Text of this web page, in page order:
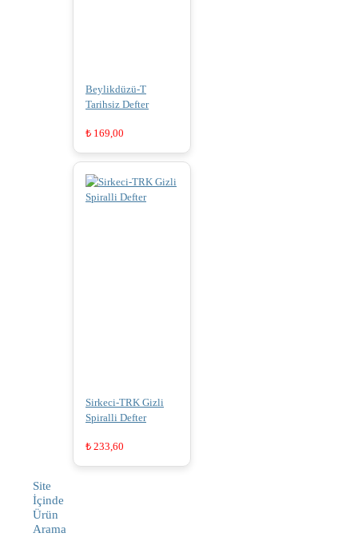
Beylikdüzü-T
Tarihsiz Defter
₺ 169,00
Sirkeci-TRK Gizli
Spiralli Defter
₺ 233,60
Site
İçinde
Ürün
Arama